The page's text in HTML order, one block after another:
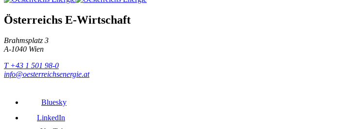
Österreichs E-Wirtschaft
Brahmsplatz 3
A-1040 Wien
T +43 1 501 98-0
info@oesterreichsenergie.at
Bluesky
LinkedIn